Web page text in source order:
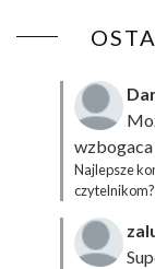
Najlepsze
czytelnikom?